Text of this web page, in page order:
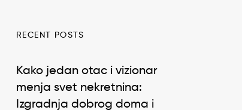
RECENT POSTS
Kako jedan otac i vizionar
menja svet nekretnina:
Izgradnja dobrog doma i